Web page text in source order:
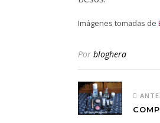
Imágenes tomadas de
Por bloghera